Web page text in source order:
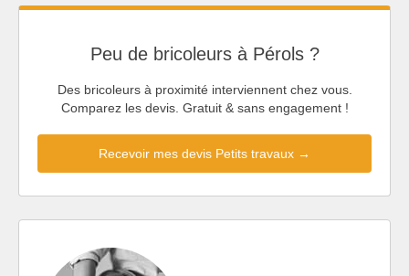
Peu de bricoleurs à Pérols ?
Des bricoleurs à proximité interviennent chez vous.
Comparez les devis. Gratuit & sans engagement !
Recevoir mes devis Petits travaux →